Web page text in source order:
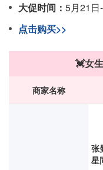
大促时间： 5月21日
点击购买>>
💓女
商家名称
张
星